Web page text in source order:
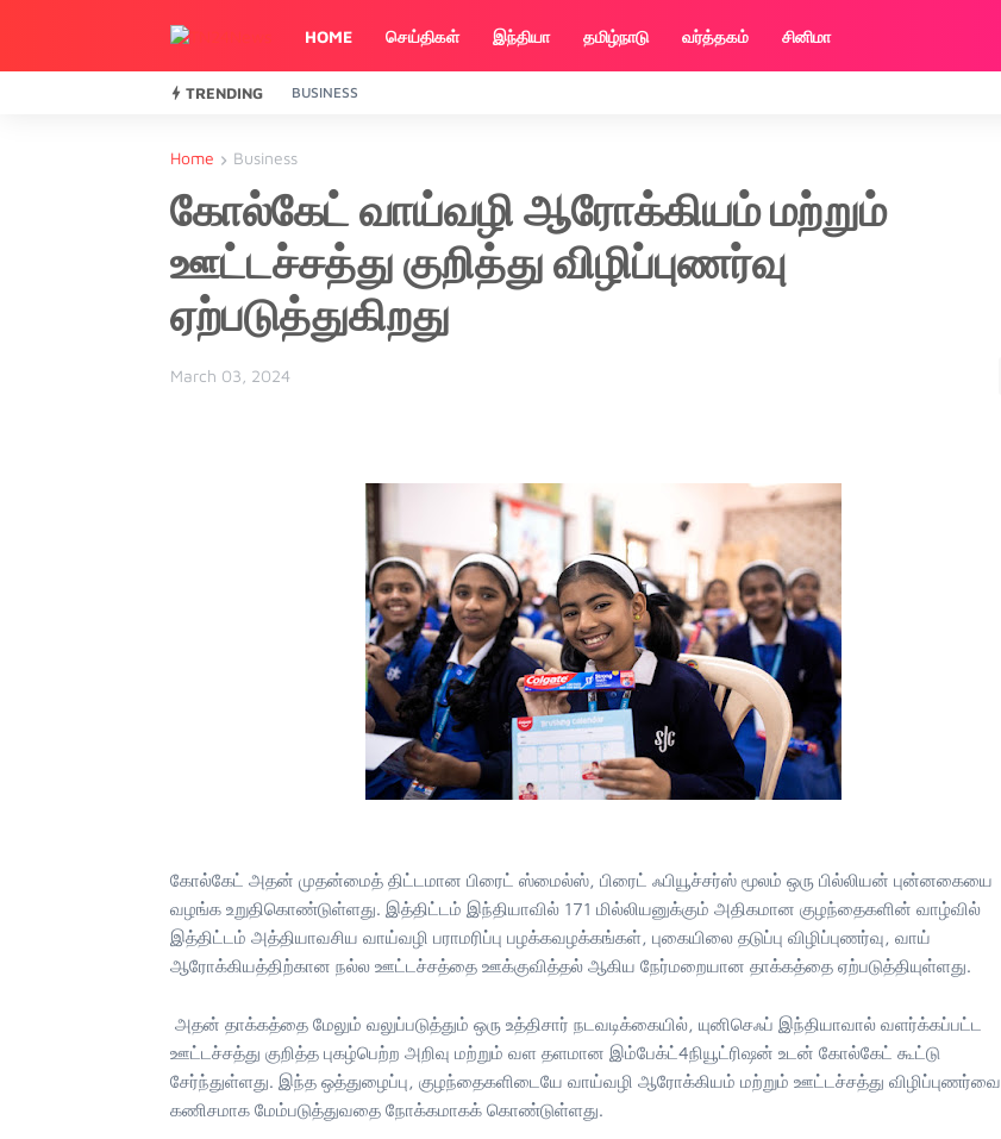
HOME செய்திகள் இந்தியா தமிழ்நாடு வர்த்தகம் சினிமா
TRENDING BUSINESS
Home Business
கோல்கேட் வாய்வழி ஆரோக்கியம் மற்றும்
ஊட்டச்சத்து குறித்து விழிப்புணர்வு
ஏற்படுத்துகிறது
March 03, 2024
கோல்கேட் அதன் முதன்மைத் திட்டமான பிரைட் ஸ்மைல்ஸ், பிரைட் ஃபியூச்சர்ஸ் மூலம் ஒரு பில்லியன் புன்னகையை
வழங்க உறுதிகொண்டுள்ளது. இத்திட்டம் இந்தியாவில் 171 மில்லியனுக்கும் அதிகமான குழந்தைகளின் வாழ்வில்
இத்திட்டம் அத்தியாவசிய வாய்வழி பராமரிப்பு பழக்கவழக்கங்கள், புகையிலை தடுப்பு விழிப்புணர்வு, வாய்
ஆரோக்கியத்திற்கான நல்ல ஊட்டச்சத்தை ஊக்குவித்தல் ஆகிய நேர்மறையான தாக்கத்தை ஏற்படுத்தியுள்ளது.
அதன் தாக்கத்தை மேலும் வலுப்படுத்தும் ஒரு உத்திசார் நடவடிக்கையில், யுனிசெஃப் இந்தியாவால் வளர்க்கப்பட்ட
ஊட்டச்சத்து குறித்த புகழ்பெற்ற அறிவு மற்றும் வள தளமான இம்பேக்ட்4நியூட்ரிஷன் உடன் கோல்கேட் கூட்டு
சேர்ந்துள்ளது. இந்த ஒத்துழைப்பு, குழந்தைகளிடையே வாய்வழி ஆரோக்கியம் மற்றும் ஊட்டச்சத்து விழிப்புணர்வை
கணிசமாக மேம்படுத்துவதை நோக்கமாகக் கொண்டுள்ளது.